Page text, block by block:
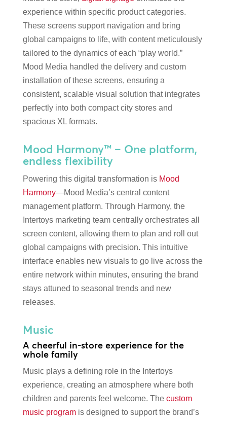
experience within specific product categories.
These screens support navigation and bring
global campaigns to life, with content meticulously
tailored to the dynamics of each “play world.”
Mood Media handled the delivery and custom
installation of these screens, ensuring a
consistent, scalable visual solution that integrates
perfectly into both compact city stores and
spacious XL formats.
Mood Harmony™ – One platform,
endless flexibility
Powering this digital transformation is Mood
Harmony—Mood Media’s central content
management platform. Through Harmony, the
Intertoys marketing team centrally orchestrates all
screen content, allowing them to plan and roll out
global campaigns with precision. This intuitive
interface enables new visuals to go live across the
entire network within minutes, ensuring the brand
stays attuned to seasonal trends and new
releases.
Music
A cheerful in-store experience for the
whole family
Music plays a defining role in the Intertoys
experience, creating an atmosphere where both
children and parents feel welcome. The custom
music programis designed to support the brand’s